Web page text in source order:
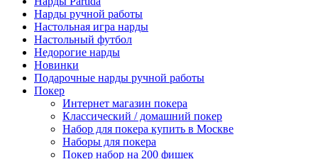
Нарды ручной работы
Настольная игра нарды
Настольный футбол
Недорогие нарды
Новинки
Подарочные нарды ручной работы
Покер
Интернет магазин покера
Классический / домашний покер
Набор для покера купить в Москве
Наборы для покера
Покер набор на 200 фишек